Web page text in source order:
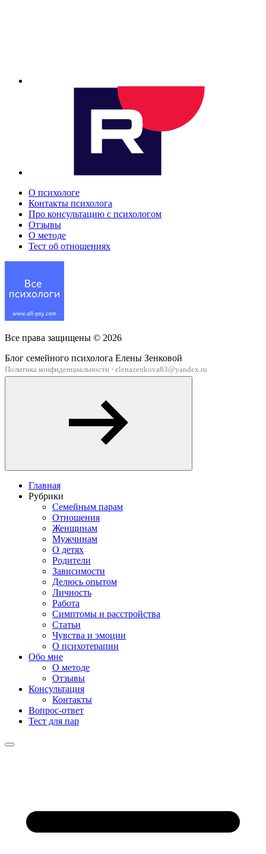
О психологе
Контакты психолога
Про консультацию с психологом
Отзывы
О методе
Тест об отношениях
Все права защищены © 2026
Блог семейного психолога Елены Зенковой
Политика конфиденциальности · elenazenkova83@yandex.ru
Главная
Рубрики
Семейным парам
Отношения
Женщинам
Мужчинам
О детях
Родители
Зависимости
Делюсь опытом
Личность
Работа
Симптомы и расстройства
Статьи
Чувства и эмоции
О психотерапии
Обо мне
О методе
Отзывы
Консультация
Контакты
Вопрос-ответ
Тест для пар